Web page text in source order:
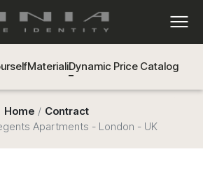
MaterialiDynamic Price Catalog
Home
Contract
Apartments - London - UK